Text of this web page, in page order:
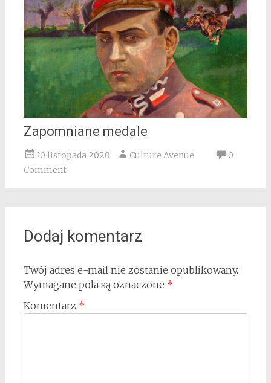
Zapomniane medale
10 listopada 2020 Culture Avenue
0
Comment
Dodaj komentarz
Twój adres e-mail nie zostanie opublikowany.
Wymagane pola są oznaczone *
Komentarz *